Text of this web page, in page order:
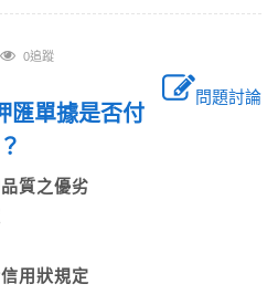
0追蹤
問題討論
匯單據是否付
質之優劣
用狀規定